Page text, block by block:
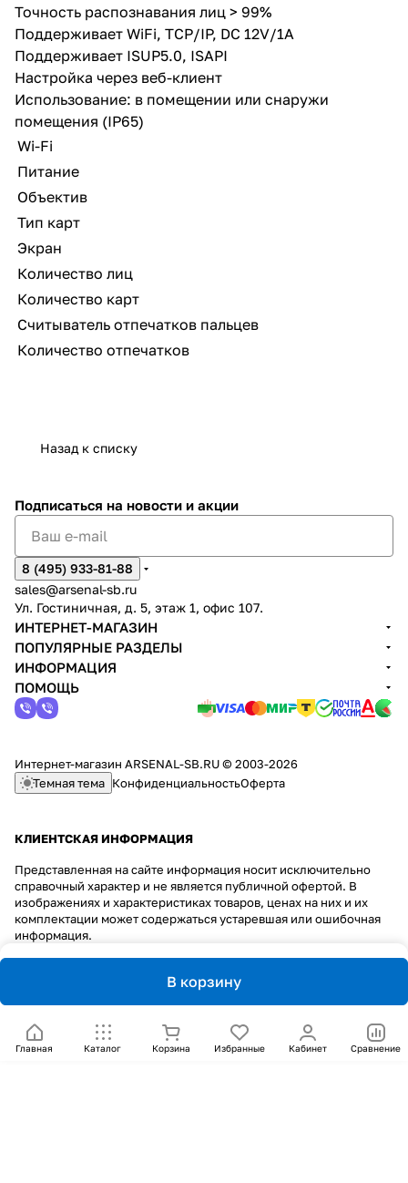
Точность распознавания лиц > 99%
Поддерживает WiFi, TCP/IP, DC 12V/1A
Поддерживает ISUP5.0, ISAPI
Настройка через веб-клиент
Использование: в помещении или снаружи
помещения (IP65)
Wi-Fi
Питание
Объектив
Тип карт
Экран
Количество лиц
Количество карт
Считыватель отпечатков пальцев
Количество отпечатков
Назад к списку
В корзину
Главная Каталог Корзина Избранные Кабинет Сравнение
Подписаться на новости и акции
8 (495) 933-81-88
sales@arsenal-sb.ru
Ул. Гостиничная, д. 5, этаж 1, офис 107.
ИНТЕРНЕТ-МАГАЗИН
ПОПУЛЯРНЫЕ РАЗДЕЛЫ
ИНФОРМАЦИЯ
ПОМОЩЬ
Интернет-магазин ARSENAL-SB.RU © 2003-2026
Темная тема КонфиденциальностьОферта
КЛИЕНТСКАЯ ИНФОРМАЦИЯ
Представленная на сайте информация носит исключительно
справочный характер и не является публичной офертой. В
изображениях и характеристиках товаров, ценах на них и их
комплектации может содержаться устаревшая или ошибочная
информация.